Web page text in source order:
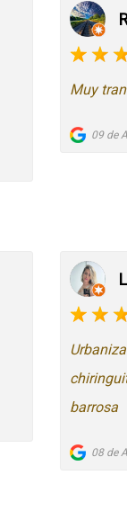
Muy
09 de
barrosa
08 de